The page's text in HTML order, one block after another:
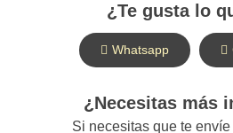
¿Te gusta lo
Whatsapp
¿Necesitas más
Si necesitas que te